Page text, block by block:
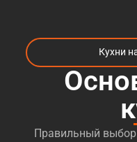
Кухни
Правильный